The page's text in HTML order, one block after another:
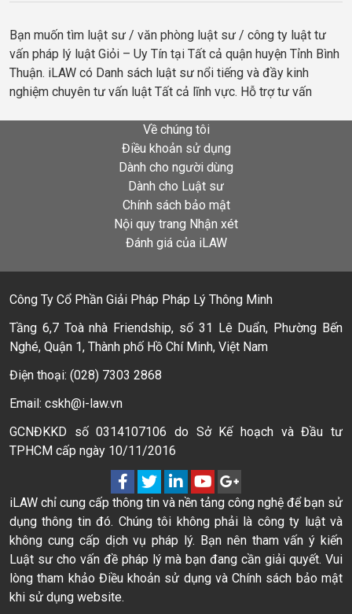
Bạn muốn tìm luật sư / văn phòng luật sư / công ty luật tư
vấn pháp lý luật Giỏi – Uy Tín tại Tất cả quận huyện Tỉnh Bình
Thuận. iLAW có Danh sách luật sư nổi tiếng và đầy kinh
nghiệm chuyên tư vấn luật Tất cả lĩnh vực. Hỗ trợ tư vấn
Về chúng tôi
Điều khoản sử dụng
Dành cho người dùng
Dành cho Luật sư
Chính sách bảo mật
Nội quy trang Nhận xét
Đánh giá của iLAW
Công Ty Cổ Phần Giải Pháp Pháp Lý Thông Minh
Tầng 6,7 Toà nhà Friendship, số 31 Lê Duẩn, Phường Bến
Nghé, Quận 1, Thành phố Hồ Chí Minh, Việt Nam
Điện thoại: (028) 7303 2868
Email: cskh@i-law.vn
GCNĐKKD số 0314107106 do Sở Kế hoạch và Đầu tư
TPHCM cấp ngày 10/11/2016
iLAW chỉ cung cấp thông tin và nền tảng công nghệ để bạn sử
dụng thông tin đó. Chúng tôi không phải là công ty luật và
không cung cấp dịch vụ pháp lý. Bạn nên tham vấn ý kiến
Luật sư cho vấn đề pháp lý mà bạn đang cần giải quyết. Vui
lòng tham khảo Điều khoản sử dụng và Chính sách bảo mật
khi sử dụng website.